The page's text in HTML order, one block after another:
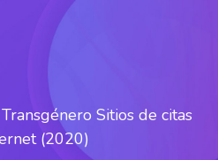
Sitios de citas
(2020)